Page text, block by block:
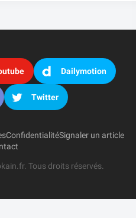
Dailymotion
Twitter
ConfidentialitéSignaler un article
Tous droits réservés.